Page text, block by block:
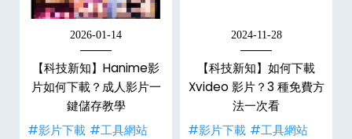
2026-01-14
【科技新知】Hanime影
片如何下載？成人影片一
鍵儲存教學
#影片下載 #工具網站
2024-11-28
【科技新知】如何下載
Xvideo 影片？3 種免費方
法一次看
#影片下載 #工具網站